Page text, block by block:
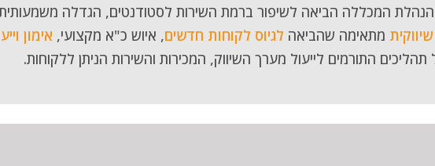
המכללה הביאה לשיפור ברמת השירות לסטודנטים, הגדלה
מתאימה שהביאה לגיוס לקוחות חדשים, איוש כ"א מקצועי, אימון
התורמים לייעול מערך השיווק, המכירות והשירות הניתן ללקוחות.